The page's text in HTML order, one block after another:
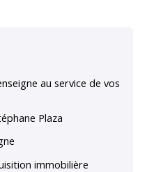
au service de vos
Plaza
immobilière